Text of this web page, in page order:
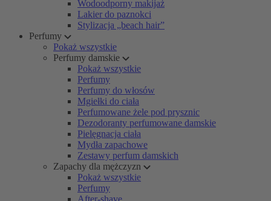
Wodoodporny makijaż
Lakier do paznokci
Stylizacja „beach hair”
Perfumy
Pokaż wszystkie
Perfumy damskie
Pokaż wszystkie
Perfumy
Perfumy do włosów
Mgiełki do ciała
Perfumowane żele pod prysznic
Dezodoranty perfumowane damskie
Pielęgnacja ciała
Mydła zapachowe
Zestawy perfum damskich
Zapachy dla mężczyzn
Pokaż wszystkie
Perfumy
After-shave